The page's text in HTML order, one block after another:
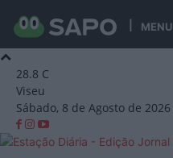
MENU
28.8 C
Viseu
Sábado, 8 de Agosto de 2026